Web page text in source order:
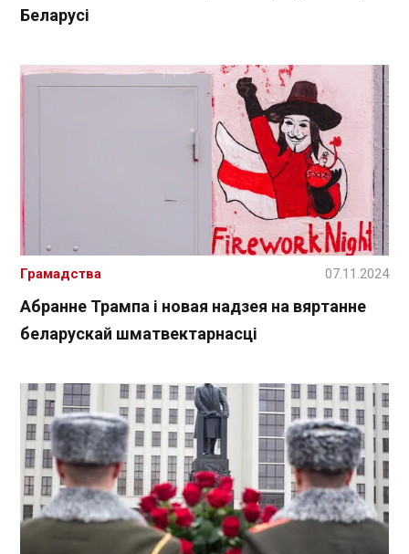
Беларусі
Абранне Трампа і новая надзея на вяртанне
беларускай шматвектарнасці
Грамадства 07.11.2024